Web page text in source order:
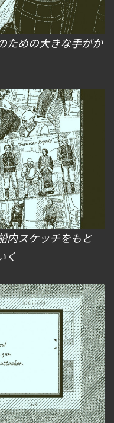
ための大きな手がか
内スケッチをもと
く